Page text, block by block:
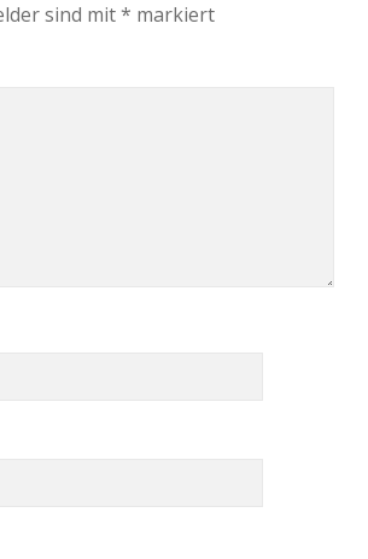
sind mit* markiert